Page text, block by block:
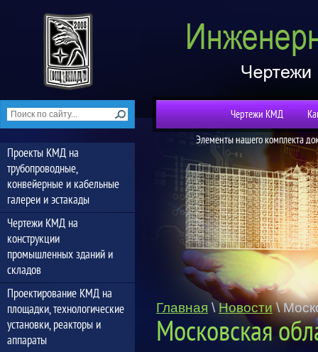
Чертежи КМД
Элементы нашего комплекта
Главная \ Новости\
Московская
Проекты КМД на
трубопроводные,
конвейерные и кабельные
галереи и эстакады
Чертежи КМД на
конструкции
промышленных зданий и
складов
Проектирование КМД на
площадки, технологические
установки, реакторы и
аппараты